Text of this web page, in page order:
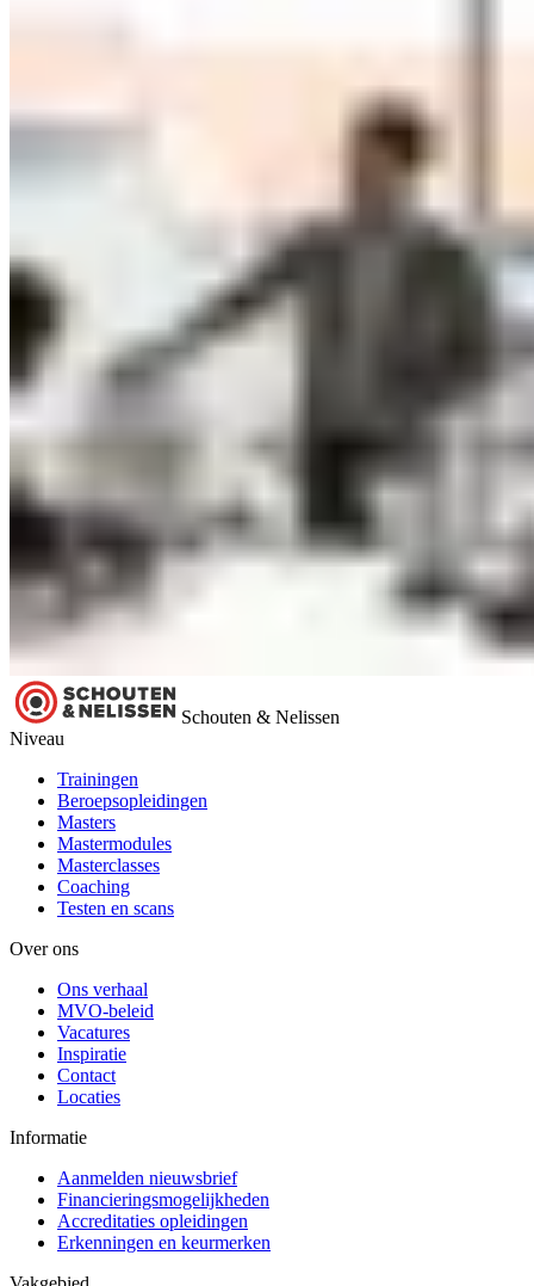
Schouten & Nelissen
Niveau
Trainingen
Beroepsopleidingen
Masters
Mastermodules
Masterclasses
Coaching
Testen en scans
Over ons
Ons verhaal
MVO-beleid
Vacatures
Inspiratie
Contact
Locaties
Informatie
Aanmelden nieuwsbrief
Financieringsmogelijkheden
Accreditaties opleidingen
Erkenningen en keurmerken